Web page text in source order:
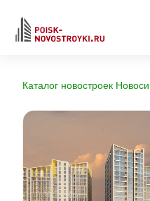
Каталог новостроек